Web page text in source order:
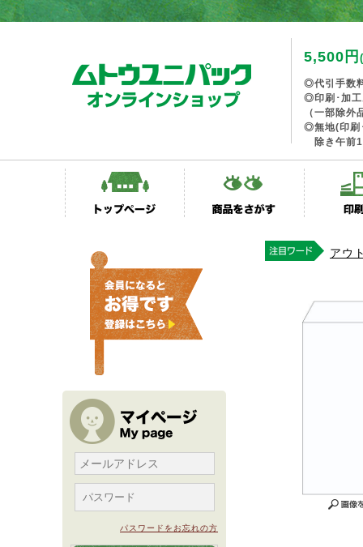
5,500円
◎代引手数
◎印刷･加工
（一部除外
◎無地(印刷
除き午前
パスワードをお忘れの方
アウ